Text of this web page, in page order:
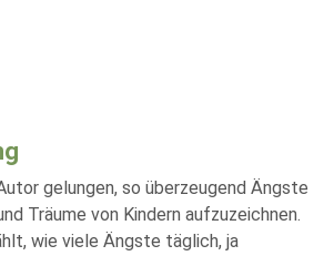
gelungen, so überzeugend Ängste
Träume von Kindern aufzuzeichnen.
wie viele Ängste täglich, ja